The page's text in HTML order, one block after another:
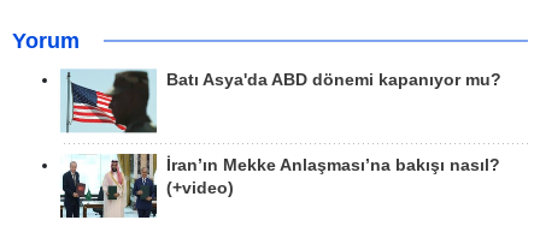
Yorum
Batı Asya'da ABD dönemi kapanıyor mu?
İran’ın Mekke Anlaşması’na bakışı nasıl?
(+video)